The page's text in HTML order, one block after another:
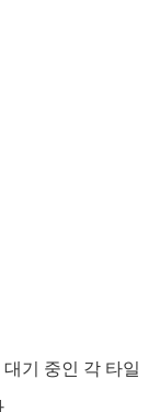
기 중인 각 타일